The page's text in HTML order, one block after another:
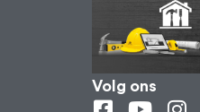
Volg ons